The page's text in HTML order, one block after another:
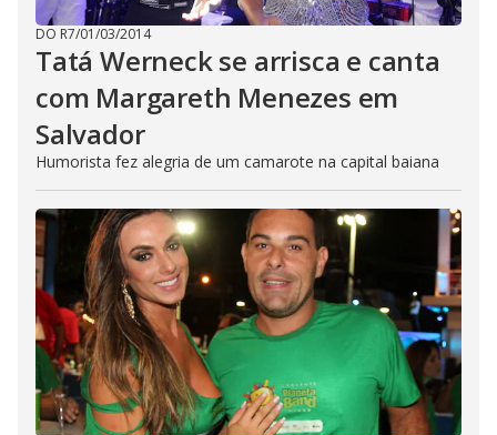
DO R7/01/03/2014
Tatá Werneck se arrisca e canta
com Margareth Menezes em
Salvador
Humorista fez alegria de um camarote na capital baiana